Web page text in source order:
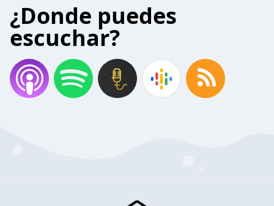
¿Donde puedes
escuchar?